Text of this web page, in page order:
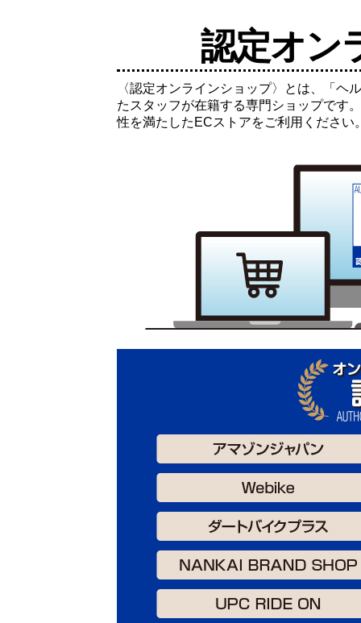
認定オン
〈認定オンラインショップ〉とは、「ヘ
たスタッフが在籍する専門ショップです
性を満たしたECストアをご利用ください